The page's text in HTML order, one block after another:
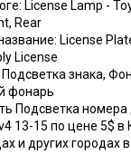
License Lamp -
Rear
License
License
знака,
фонарь
Подсветка
13-15 по цене 5$ в
и других городах